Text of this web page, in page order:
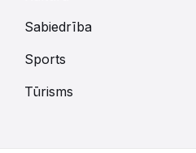
Sabiedrība
Sports
Tūrisms